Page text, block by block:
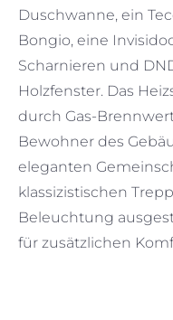
Duschwanne, ein
Bongio, eine
Scharnieren und
Holzfenster. Das
durch Gas-
Bewohner des
eleganten
klassizistischen
Beleuchtung
für zusätzlichen